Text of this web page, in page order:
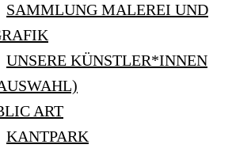
SAMMLUNG MALEREI UND
UNSERE KÜNSTLER*INNEN
ART
KANTPARK